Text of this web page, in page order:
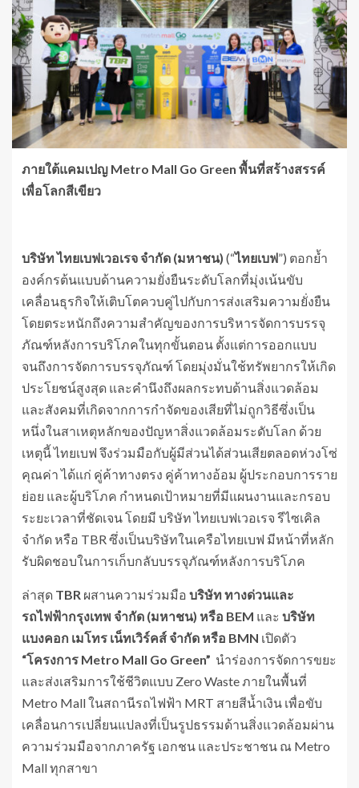
ภายใต้แคมเปญ Metro Mall Go Green พื้นที่สร้างสรรค์
เพื่อโลกสีเขียว
บริษัท ไทยเบฟเวอเรจ จำกัด (มหาชน) (“ไทยเบฟ”) ตอกย้ำ
องค์กรต้นแบบด้านความยั่งยืนระดับโลกที่มุ่งเน้นขับ
เคลื่อนธุรกิจให้เติบโตควบคู่ไปกับการส่งเสริมความยั่งยืน
โดยตระหนักถึงความสำคัญของการบริหารจัดการบรรจุ
ภัณฑ์หลังการบริโภคในทุกขั้นตอน ตั้งแต่การออกแบบ
จนถึงการจัดการบรรจุภัณฑ์ โดยมุ่งมั่นใช้ทรัพยากรให้เกิด
ประโยชน์สูงสุด และคำนึงถึงผลกระทบด้านสิ่งแวดล้อม
และสังคมที่เกิดจากการกำจัดของเสียที่ไม่ถูกวิธีซึ่งเป็น
หนึ่งในสาเหตุหลักของปัญหาสิ่งแวดล้อมระดับโลก ด้วย
เหตุนี้ ไทยเบฟ จึงร่วมมือกับผู้มีส่วนได้ส่วนเสียตลอดห่วงโซ่
คุณค่า ได้แก่ คู่ค้าทางตรง คู่ค้าทางอ้อม ผู้ประกอบการราย
ย่อย และผู้บริโภค กำหนดเป้าหมายที่มีแผนงานและกรอบ
ระยะเวลาที่ชัดเจน โดยมี บริษัท ไทยเบฟเวอเรจ รีไซเคิล
จำกัด หรือ TBR ซึ่งเป็นบริษัทในเครือไทยเบฟ มีหน้าที่หลัก
รับผิดชอบในการเก็บกลับบรรจุภัณฑ์หลังการบริโภค
ล่าสุด TBR ผสานความร่วมมือ บริษัททางด่วนและ
รถไฟฟ้ากรุงเทพ จำกัด (มหาชน) หรือ BEM และ บริษัท
แบงคอก เมโทร เน็ทเวิร์คส์ จำกัด หรือ BMN เปิดตัว
“โครงการ Metro Mall Go Green” นำร่องการจัดการขยะ
และส่งเสริมการใช้ชีวิตแบบ Zero Waste ภายในพื้นที่
Metro Mall ในสถานีรถไฟฟ้า MRT สายสีน้ำเงิน เพื่อขับ
เคลื่อนการเปลี่ยนแปลงที่เป็นรูปธรรมด้านสิ่งแวดล้อมผ่าน
ความร่วมมือจากภาครัฐ เอกชน และประชาชน ณ Metro
Mall ทุกสาขา